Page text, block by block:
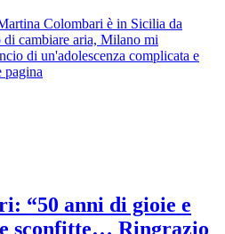
Colombari è in Sicilia da
cambiare aria, Milano mi
di un'adolescenza complicata e
pagina
“50 anni di gioie e
sconfitte… Ringrazio